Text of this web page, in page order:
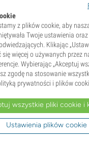
z
środek między
historia
z plików cookie, aby
Twoje ustawienia
Klikając
się więcej o używanych przez
Wybierając „Akceptuj
zgodę na stosowanie
prywatności i plików
wszystkie pliki cookie i
Ustawienia plików cookie